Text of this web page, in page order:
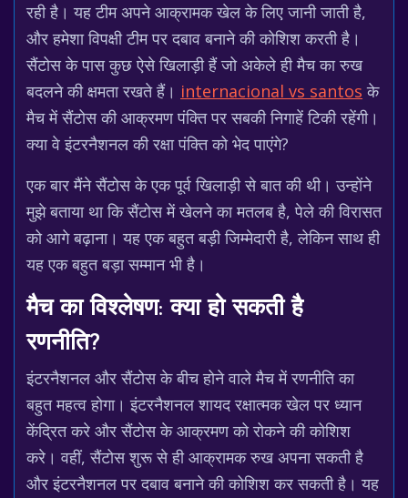
रही है। यह टीम अपने आक्रामक खेल के लिए जानी जाती है,
और हमेशा विपक्षी टीम पर दबाव बनाने की कोशिश करती है।
सैंटोस के पास कुछ ऐसे खिलाड़ी हैं जो अकेले ही मैच का रुख
बदलने की क्षमता रखते हैं। internacional vs santos के
मैच में सैंटोस की आक्रमण पंक्ति पर सबकी निगाहें टिकी रहेंगी।
क्या वे इंटरनैशनल की रक्षा पंक्ति को भेद पाएंगे?
एक बार मैंने सैंटोस के एक पूर्व खिलाड़ी से बात की थी। उन्होंने
मुझे बताया था कि सैंटोस में खेलने का मतलब है, पेले की विरासत
को आगे बढ़ाना। यह एक बहुत बड़ी जिम्मेदारी है, लेकिन साथ ही
यह एक बहुत बड़ा सम्मान भी है।
मैच का विश्लेषण: क्या हो सकती है
रणनीति?
इंटरनैशनल और सैंटोस के बीच होने वाले मैच में रणनीति का
बहुत महत्व होगा। इंटरनैशनल शायद रक्षात्मक खेल पर ध्यान
केंद्रित करे और सैंटोस के आक्रमण को रोकने की कोशिश
करे। वहीं, सैंटोस शुरू से ही आक्रामक रुख अपना सकती है
और इंटरनैशनल पर दबाव बनाने की कोशिश कर सकती है। यह